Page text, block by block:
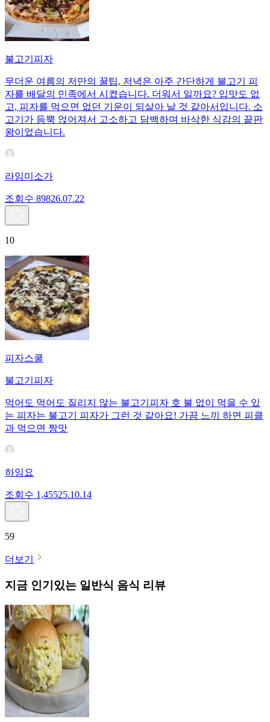
불고기피자
무더운 여름의 저만의 꿀팁, 저녁은 아주 간단하게 불고기 피
자를 배달의 민족에서 시켰습니다. 더워서 일까요? 입맛도 없
고, 피자를 먹으면 없던 기운이 되살아 날 것 같아서입니다. 소
고기가 듬뿍 얹어져서 고소하고 담백하며 바삭한 식감의 끝판
왕이었습니다.
라임미소가
조회수 89826.07.22
10
피자스쿨
불고기피자
먹어도 먹어도 질리지 않는 불고기피자 호 불 없이 먹을 수 있
는 피자는 불고기 피자가 그런 것 같아요! 가끔 느끼 하면 피클
과 먹으면 짱맛
하잉요
조회수 1,45525.10.14
59
더보기
지금 인기있는 일반식 음식 리뷰